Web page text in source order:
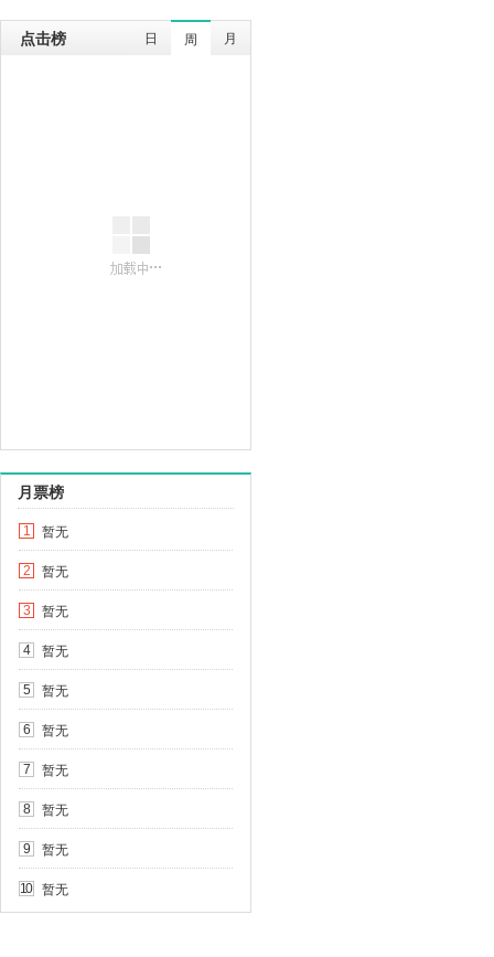
点击榜 日 周 月
月票榜
1 暂无
2 暂无
3 暂无
4 暂无
5 暂无
6 暂无
7 暂无
8 暂无
9 暂无
10 暂无